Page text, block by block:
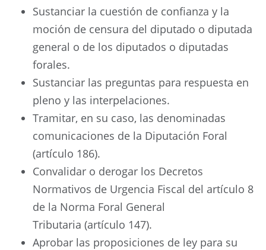
Sustanciar la cuestión de confianza y la
moción de censura del diputado o diputada
general o de los diputados o diputadas
forales.
Sustanciar las preguntas para respuesta en
pleno y las interpelaciones.
Tramitar, en su caso, las denominadas
comunicaciones de la Diputación Foral
(artículo 186).
Convalidar o derogar los Decretos
Normativos de Urgencia Fiscal del artículo 8
de la Norma Foral General
Tributaria (artículo 147).
Aprobar las proposiciones de ley para su